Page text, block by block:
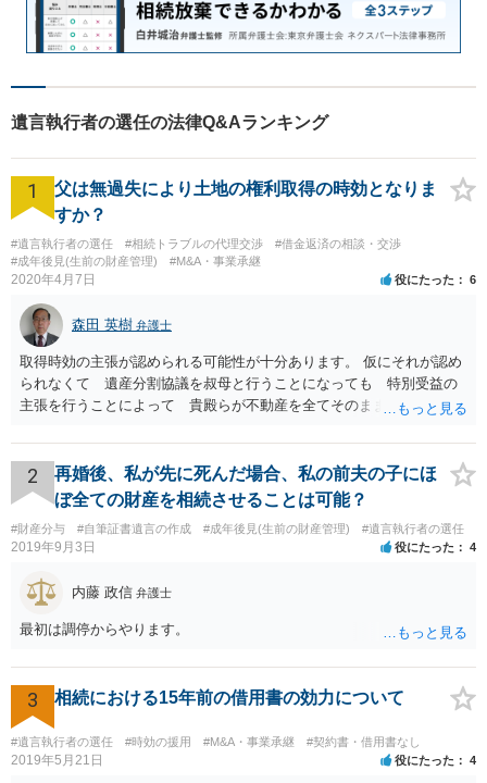
遺言執行者の選任の法律Q&Aランキング
1
父は無過失により土地の権利取得の時効となりま
すか？
#遺言執行者の選任 #相続トラブルの代理交渉
#借金返済の相談・交渉
#成年後見(生前の財産管理)
#M&A・事業承継
2020年4月7日 役にたった 6
森田 英樹 弁護士
取得時効の主張が認められる可能性が十分あります。 仮にそれが認め
られなくて 遺産分割協議を叔母と行うことになっても 特別受益の
主張を行うことによって 貴殿らが不動産を全てそのまま取得できる
2
再婚後、私が先に死んだ場合、私の前夫の子にほ
ぼ全ての財産を相続させることは可能？
#財産分与 #自筆証書遺言の作成 #成年後見(生前の財産管理) #遺言執行者の選任
2019年9月3日 役にたった 4
内藤 政信 弁護士
最初は調停からやります。
3 相続における15年前の借用書の効力について
#遺言執行者の選任 #時効の援用 #M&A・事業承継 #契約書・借用書なし
2019年5月21日 役にたった 4